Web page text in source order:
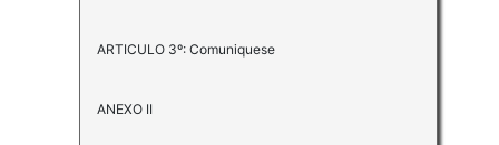
ARTICULO 3º: Comuniquese
ANEXO II